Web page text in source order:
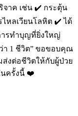
จาค เช่น ✔️ กระตุ้น
ไหลเวียนโลหิต ✔️ ได้
ารทำบุญที่ยิ่งใหญ่
า 1 ชีวิต” ขอขอบคุณ
งต่อชีวิตให้กับผู้ป่วย
นครั้งนี้ ❤️